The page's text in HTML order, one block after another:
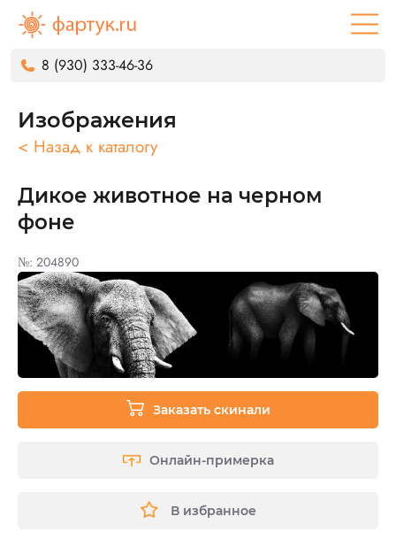
8 (930) 333-46-36
Изображения
< Назад к каталогу
Дикое животное на черном
фоне
№: 204890
Заказать скинали
Онлайн-примерка
В избранное